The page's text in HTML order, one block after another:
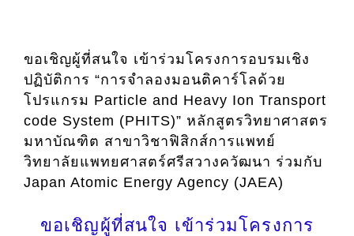
ขอเชิญผู้ที่สนใจ เข้าร่วมโครงการอบรมเชิง
ปฏิบัติการ “การจำลองมอนติคาร์โลด้วย
โปรแกรม Particle and Heavy Ion Transport
code System (PHITS)” หลักสูตรวิทยาศาสตร
มหาบัณฑิต สาขาวิชาฟิสิกส์การแพทย์
วิทยาลัยแพทยศาสตร์ศรีสวางควัฒนา ร่วมกับ
Japan Atomic Energy Agency (JAEA)
ขอเชิญผู้ที่สนใจ เข้าร่วมโครงการ